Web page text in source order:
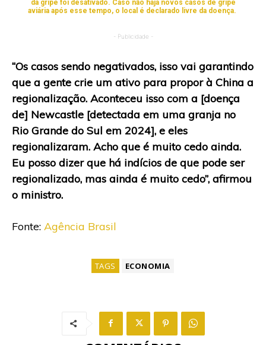
da gripe foi desativado. Caso não haja novos casos de gripe
aviária após esse tempo, o local é declarado livre da doença.
- Publicidade -
“Os casos sendo negativados, isso vai garantindo
que a gente crie um ativo para propor à China a
regionalização. Aconteceu isso com a [doença
de] Newcastle [detectada em uma granja no
Rio Grande do Sul em 2024], e eles
regionalizaram. Acho que é muito cedo ainda.
Eu posso dizer que há indícios de que pode ser
regionalizado, mas ainda é muito cedo”, afirmou
o ministro.
Fonte: Agência Brasil
TAGS ECONOMIA